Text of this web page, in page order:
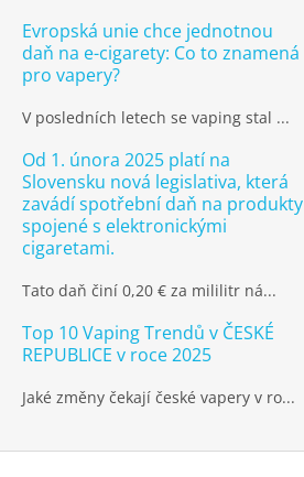
Evropská unie chce jednotnou
daň na e-cigarety: Co to znamená
pro vapery?
V posledních letech se vaping stal ...
Od 1. února 2025 platí na
Slovensku nová legislativa, která
zavádí spotřební daň na produkty
spojené s elektronickými
cigaretami.
Tato daň činí 0,20 € za mililitr ná...
Top 10 Vaping Trendů v ČESKÉ
REPUBLICE v roce 2025
Jaké změny čekají české vapery v ro...